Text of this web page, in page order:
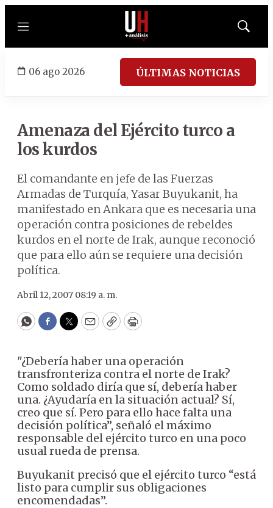
Menú
Mostrar
06 ago 2026 ÚLTIMAS NOTICIAS
Amenaza del Ejército turco a
los kurdos
El comandante en jefe de las Fuerzas
Armadas de Turquía, Yasar Buyukanit, ha
manifestado en Ankara que es necesaria una
operación contra posiciones de rebeldes
kurdos en el norte de Irak, aunque reconoció
que para ello aún se requiere una decisión
política.
Abril 12, 2007 08:19 a. m.
WhatsApp
Facebook
Twitter
EmailCopyPrint
"¿Debería haber una operación
transfronteriza contra el norte de Irak?
Como soldado diría que sí, debería haber
una. ¿Ayudaría en la situación actual? Sí,
creo que sí. Pero para ello hace falta una
decisión política”, señaló el máximo
responsable del ejército turco en una poco
usual rueda de prensa.
Buyukanit precisó que el ejército turco “está
listo para cumplir sus obligaciones
encomendadas”.